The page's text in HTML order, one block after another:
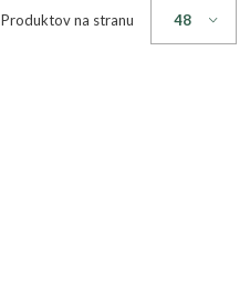
Produktov na stranu